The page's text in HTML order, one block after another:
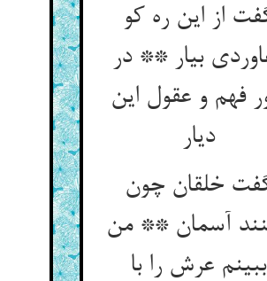
از این ره کو
بیار ** در
فهم و عقول این
دیار
خلقان چون
آسمان ** من
ببینم عرش را با